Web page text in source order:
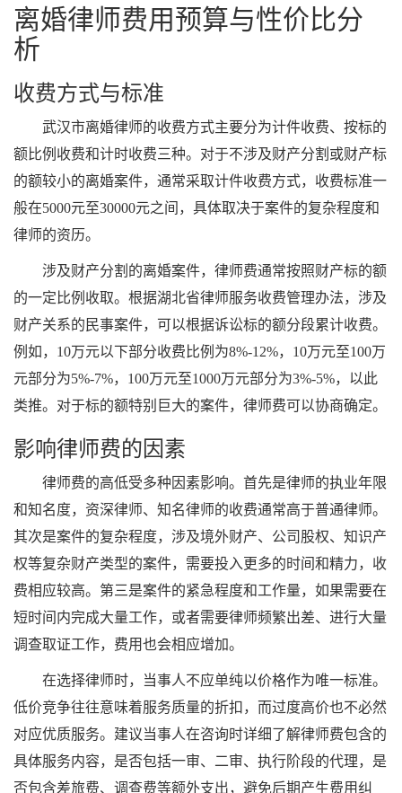
离婚律师费用预算与性价比分
析
收费方式与标准
武汉市离婚律师的收费方式主要分为计件收费、按标的
额比例收费和计时收费三种。对于不涉及财产分割或财产标
的额较小的离婚案件，通常采取计件收费方式，收费标准一
般在5000元至30000元之间，具体取决于案件的复杂程度和
律师的资历。
涉及财产分割的离婚案件，律师费通常按照财产标的额
的一定比例收取。根据湖北省律师服务收费管理办法，涉及
财产关系的民事案件，可以根据诉讼标的额分段累计收费。
例如，10万元以下部分收费比例为8%-12%，10万元至100万
元部分为5%-7%，100万元至1000万元部分为3%-5%，以此
类推。对于标的额特别巨大的案件，律师费可以协商确定。
影响律师费的因素
律师费的高低受多种因素影响。首先是律师的执业年限
和知名度，资深律师、知名律师的收费通常高于普通律师。
其次是案件的复杂程度，涉及境外财产、公司股权、知识产
权等复杂财产类型的案件，需要投入更多的时间和精力，收
费相应较高。第三是案件的紧急程度和工作量，如果需要在
短时间内完成大量工作，或者需要律师频繁出差、进行大量
调查取证工作，费用也会相应增加。
在选择律师时，当事人不应单纯以价格作为唯一标准。
低价竞争往往意味着服务质量的折扣，而过度高价也不必然
对应优质服务。建议当事人在咨询时详细了解律师费包含的
具体服务内容，是否包括一审、二审、执行阶段的代理，是
否包含差旅费、调查费等额外支出，避免后期产生费用纠